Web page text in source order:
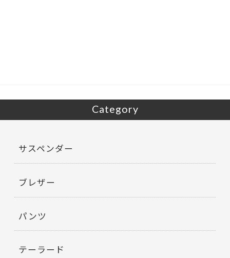
Category
サスペンダー
ブレザー
パンツ
テーラード